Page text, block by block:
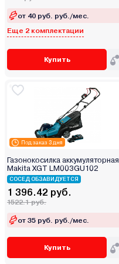
от 40 руб. руб./мес.
Еще 2 комплектации
Купить
Под заказ 3 дня
Газонокосилка аккумуляторная
Makita XGT LM003GU102
СОСЕД ОБЗАВИДУЕТСЯ
1 396.42 руб.
1522.1 руб.
от 35 руб. руб./мес.
Купить